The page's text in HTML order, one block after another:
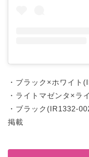
・ブラック×ホワイト
・ライトマゼンタ×ラ
・ブラック(IR1332-
掲載